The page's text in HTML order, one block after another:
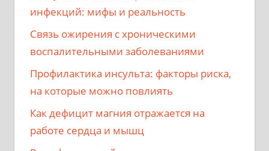
инфекций: мифы и реальность
Связь ожирения с хроническими
воспалительными заболеваниями
Профилактика инсульта: факторы риска,
на которые можно повлиять
Как дефицит магния отражается на
работе сердца и мышц